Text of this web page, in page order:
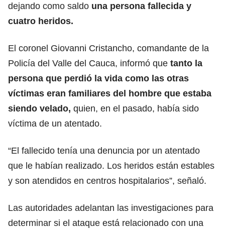
dejando como saldo una persona fallecida y
cuatro heridos.
El coronel Giovanni Cristancho, comandante de la
Policía del Valle del Cauca, informó que tanto la
persona que perdió la vida como las otras
víctimas eran familiares del hombre que estaba
siendo velado, quien, en el pasado, había sido
víctima de un atentado.
“El fallecido tenía una denuncia por un atentado
que le habían realizado. Los heridos están estables
y son atendidos en centros hospitalarios”, señaló.
Las autoridades adelantan las investigaciones para
determinar si el ataque está relacionado con una